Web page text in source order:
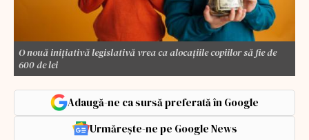
O nouă inițiativă legislativă vrea ca alocațiile copiilor să fie de
600 de lei
Adaugă-ne ca sursă preferată în Google
Urmărește-ne pe Google News